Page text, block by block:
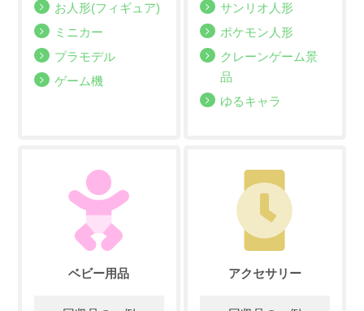
お人形(フィギュア)
ミニカー
プラモデル
ゲーム機
サンリオ人形
ポケモン人形
クレーンゲーム景
品
ゆるキャラ
ベビー用品 アクセサリー